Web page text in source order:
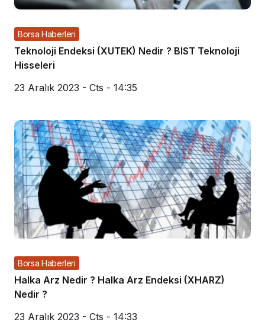
Borsa Haberleri
Teknoloji Endeksi (XUTEK) Nedir ? BIST Teknoloji
Hisseleri
23 Aralık 2023 - Cts - 14:35
Borsa Haberleri
Halka Arz Nedir ? Halka Arz Endeksi (XHARZ)
Nedir ?
23 Aralık 2023 - Cts - 14:33